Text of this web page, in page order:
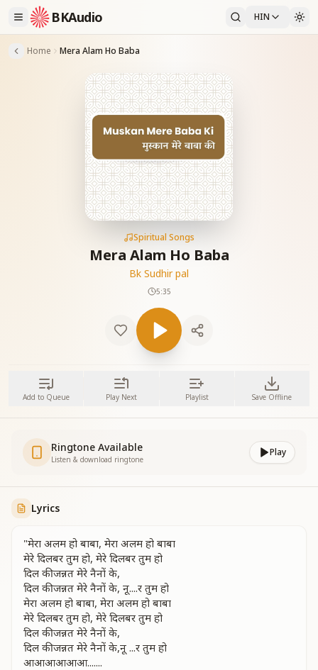
BKAudio HIN
Home Mera Alam Ho Baba
Spiritual Songs
Mera Alam Ho Baba
Bk Sudhir pal
5:35
Add to Queue Play Next Playlist Save Offline
Ringtone Available
Listen & download ringtone
Play
Lyrics
"मेरा अलम हो बाबा, मेरा अलम हो बाबा
मेरे दिलबर तुम हो, मेरे दिलबर तुम हो
दिल की जन्नत मेरे नैनों के,
दिल की जन्नत मेरे नैनों के, नू....र तुम हो
मेरा अलम हो बाबा, मेरा अलम हो बाबा
मेरे दिलबर तुम हो, मेरे दिलबर तुम हो
दिल की जन्नत मेरे नैनों के,
दिल की जन्नत मेरे नैनों के,नू ...र तुम हो
आआआआआआ.......